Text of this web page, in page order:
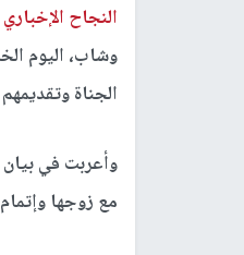
النجاح
وشاب، اليوم
الجناة وتقديمهم
وأعربت في بيان
مع زوجها